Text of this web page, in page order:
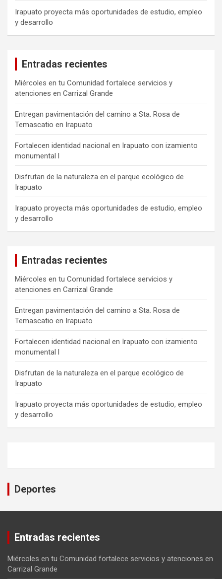
Irapuato proyecta más oportunidades de estudio, empleo
y desarrollo
Entradas recientes
Miércoles en tu Comunidad fortalece servicios y
atenciones en Carrizal Grande
Entregan pavimentación del camino a Sta. Rosa de
Temascatio en Irapuato
Fortalecen identidad nacional en Irapuato con izamiento
monumental l
Disfrutan de la naturaleza en el parque ecológico de
Irapuato
Irapuato proyecta más oportunidades de estudio, empleo
y desarrollo
Entradas recientes
Miércoles en tu Comunidad fortalece servicios y
atenciones en Carrizal Grande
Entregan pavimentación del camino a Sta. Rosa de
Temascatio en Irapuato
Fortalecen identidad nacional en Irapuato con izamiento
monumental l
Disfrutan de la naturaleza en el parque ecológico de
Irapuato
Irapuato proyecta más oportunidades de estudio, empleo
y desarrollo
Deportes
Entradas recientes
Miércoles en tu Comunidad fortalece servicios y atenciones en
Carrizal Grande